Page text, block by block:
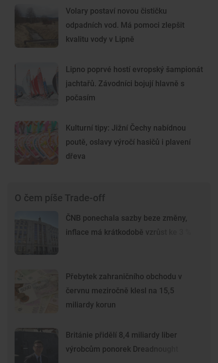
Volary postaví novou čističku
odpadních vod. Má pomoci zlepšit
kvalitu vody v Lipně
Lipno poprvé hostí evropský šampionát
jachtařů. Závodníci bojují hlavně s
počasím
Kulturní tipy: Jižní Čechy nabídnou
poutě, oslavy výročí hasičů i plavení
dřeva
O čem píše Trade-off
ČNB ponechala sazby beze změny,
inflace má krátkodobě vzrůst ke 3 %
Přebytek zahraničního obchodu v
červnu meziročně klesl na 15,5
miliardy korun
Británie přidělí 8,4 miliardy liber
výrobcům ponorek Dreadnought